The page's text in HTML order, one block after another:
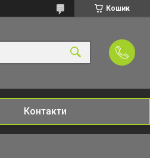
Кошик
Контакти